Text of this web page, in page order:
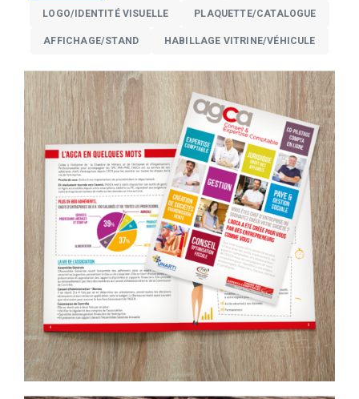
LOGO/IDENTITÉ VISUELLE PLAQUETTE/CATALOGUE
AFFICHAGE/STAND HABILLAGE VITRINE/VÉHICULE